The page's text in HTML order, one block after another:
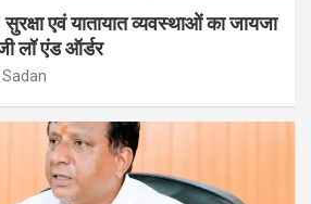
एवं यातायात व्यवस्थाओं का जायजा
लॉ एंड ऑर्डर